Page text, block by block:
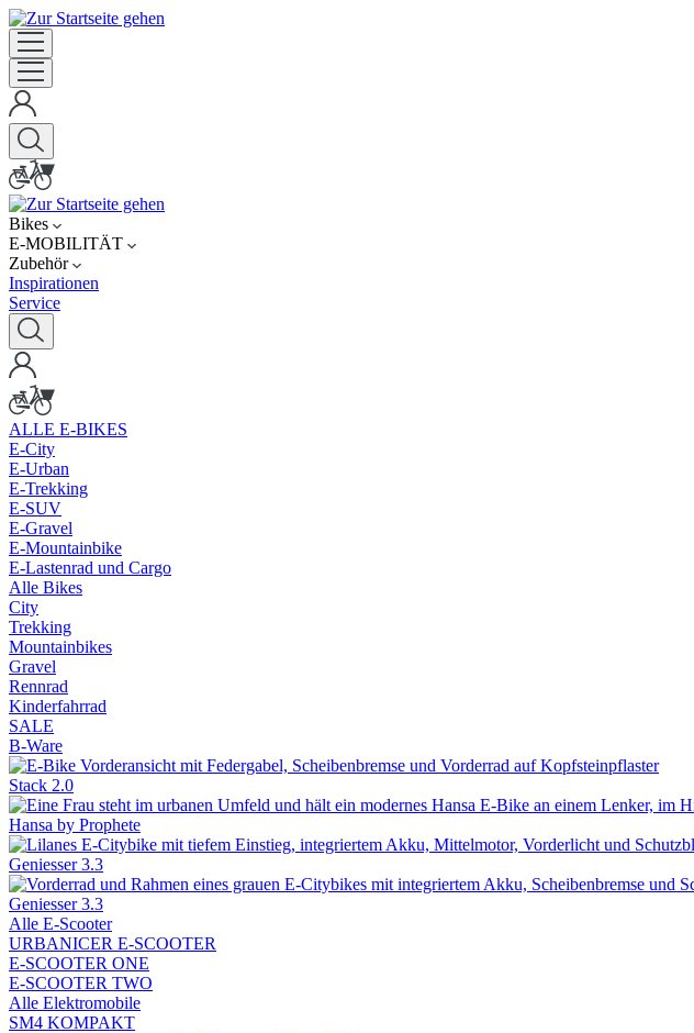
Bikes
E-MOBILITÄT
Zubehör
Inspirationen
Service
ALLE E-BIKES
E-City
E-Urban
E-Trekking
E-SUV
E-Gravel
E-Mountainbike
E-Lastenrad und Cargo
Alle Bikes
City
Trekking
Mountainbikes
Gravel
Rennrad
Kinderfahrrad
SALE
B-Ware
Stack 2.0
Hansa by Prophete
Geniesser 3.3
Geniesser 3.3
Alle E-Scooter
URBANICER E-SCOOTER
E-SCOOTER ONE
E-SCOOTER TWO
Alle Elektromobile
SM4 KOMPAKT